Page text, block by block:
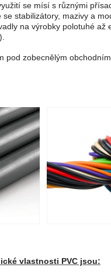
se mísí s různými
stabilizátory, mazivy a
na výrobky polotuhé až
pod zobecnělým
vlastnosti PVC jsou: